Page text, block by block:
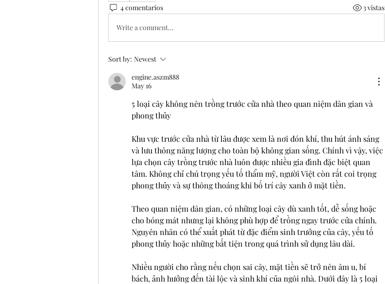
4 comentarios 3 vistas
Write a comment...
Sort by: Newest
engine.aszm888
May 16
5 loại cây không nên trồng trước cửa nhà theo quan niệm dân gian và
phong thủy
Khu vực trước cửa nhà từ lâu được xem là nơi đón khí, thu hút ánh sáng
và lưu thông năng lượng cho toàn bộ không gian sống. Chính vì vậy, việc
lựa chọn cây trồng trước nhà luôn được nhiều gia đình đặc biệt quan
tâm. Không chỉ chú trọng yếu tố thẩm mỹ, người Việt còn rất coi trọng
phong thủy và sự thông thoáng khi bố trí cây xanh ở mặt tiền.
Theo quan niệm dân gian, có những loại cây dù xanh tốt, dễ sống hoặc
cho bóng mát nhưng lại không phù hợp để trồng ngay trước cửa chính.
Nguyên nhân có thể xuất phát từ đặc điểm sinh trưởng của cây, yếu tố
phong thủy hoặc những bất tiện trong quá trình sử dụng lâu dài.
Nhiều người cho rằng nếu chọn sai cây, mặt tiền sẽ trở nên âm u, bí
bách, ảnh hưởng đến tài lộc và sinh khí của ngôi nhà. Dưới đây là 5 loại